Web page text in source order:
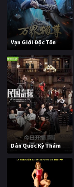
Vạn Giới Độc Tôn
Dân Quốc Kỳ Thám